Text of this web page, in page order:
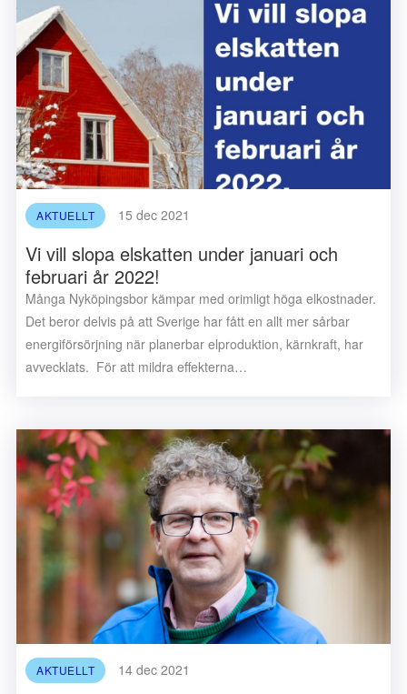
AKTUELLT 15 dec 2021
Vi vill slopa elskatten under januari och
februari år 2022!
Många Nyköpingsbor kämpar med orimligt höga elkostnader.
Det beror delvis på att Sverige har fått en allt mer sårbar
energiförsörjning när planerbar elproduktion, kärnkraft, har
avvecklats. För att mildra effekterna…
AKTUELLT 14 dec 2021